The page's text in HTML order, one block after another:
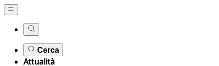
Cerca
Attualità